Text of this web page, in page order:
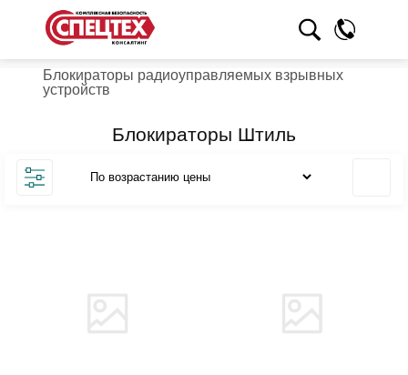
Блокираторы радиоуправляемых взрывных
устройств
Блокираторы Штиль